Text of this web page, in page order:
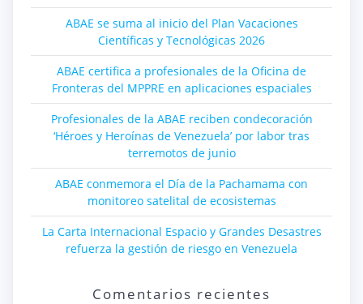
ABAE se suma al inicio del Plan Vacaciones
Científicas y Tecnológicas 2026
ABAE certifica a profesionales de la Oficina de
Fronteras del MPPRE en aplicaciones espaciales
Profesionales de la ABAE reciben condecoración
‘Héroes y Heroínas de Venezuela’ por labor tras
terremotos de junio
ABAE conmemora el Día de la Pachamama con
monitoreo satelital de ecosistemas
La Carta Internacional Espacio y Grandes Desastres
refuerza la gestión de riesgo en Venezuela
Comentarios recientes